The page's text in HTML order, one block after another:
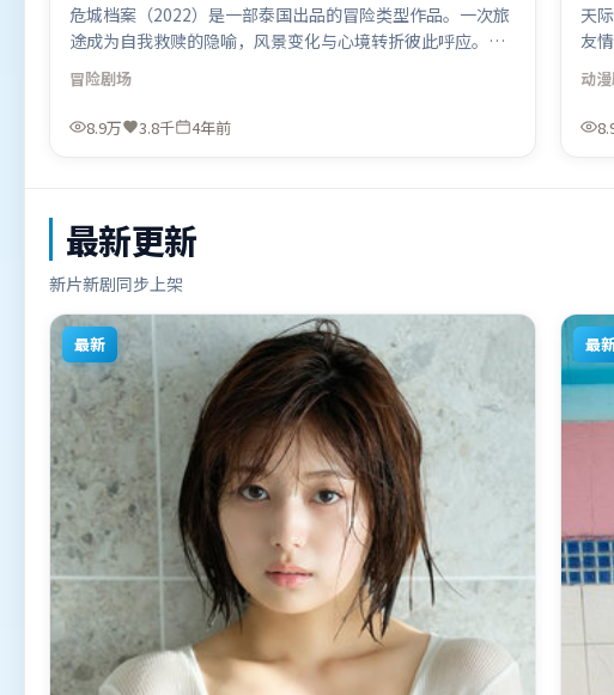
危城档案（2022）是一部泰国出品的冒险类型作品。一次旅
途成为自我救赎的隐喻，风景变化与心境转折彼此呼应。人
物关系网复杂却不凌乱，每场对手戏都推动信息增量。由贾
樟柯执导，艾米莉·布朗特、秦海璐、段奕宏，张译、奥卡
菲娜等联袂出演。影片于2022年1月1日（泰国）在部分地区
冒险剧场
8.9万 3.8千 4年前
天
友
摄
刚
朱
动漫
最新更新
新片新剧同步上架
最新 最